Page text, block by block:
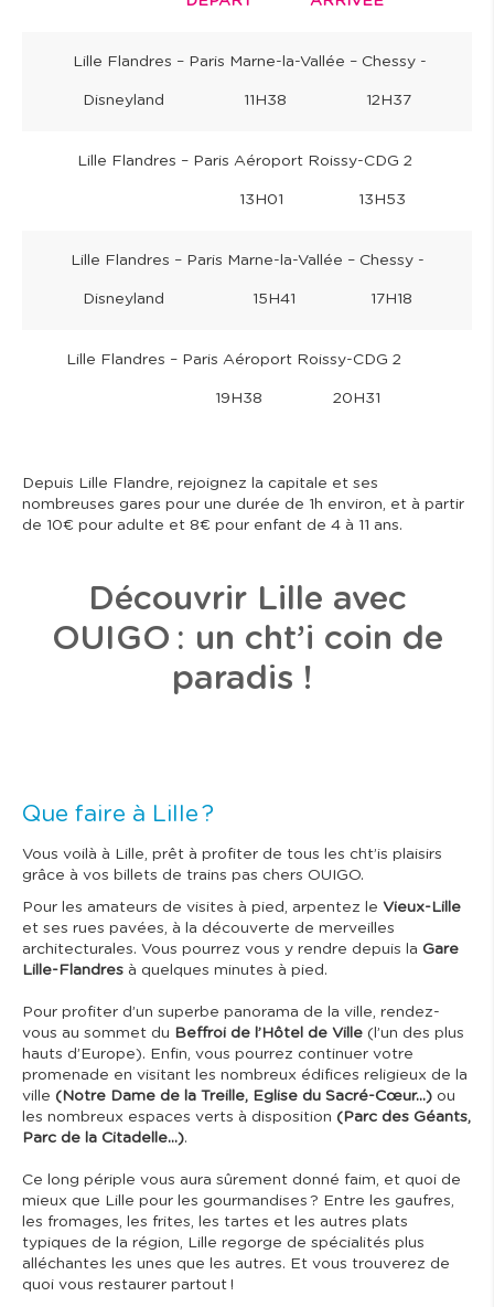
Lille Flandres – Paris Marne-la-Vallée – Chessy -
Disneyland 11H38 12H37
Lille Flandres – Paris Aéroport Roissy-CDG 2
13H01 13H53
Lille Flandres – Paris Marne-la-Vallée – Chessy -
Disneyland 15H41 17H18
Lille Flandres – Paris Aéroport Roissy-CDG 2
19H38 20H31
Depuis Lille Flandre, rejoignez la capitale et ses
nombreuses gares pour une durée de 1h environ, et à partir
de 10€ pour adulte et 8€ pour enfant de 4 à 11 ans.
Découvrir Lille avec
OUIGO : un cht’i coin de
paradis !
Que faire à Lille ?
Vous voilà à Lille, prêt à profiter de tous les cht’is plaisirs
grâce à vos billets de trains pas chers OUIGO.
Pour les amateurs de visites à pied, arpentez le Vieux-Lille
et ses rues pavées, à la découverte de merveilles
architecturales. Vous pourrez vous y rendre depuis la Gare
Lille-Flandres à quelques minutes à pied.
Pour profiter d’un superbe panorama de la ville, rendez-
vous au sommet du Beffroi de l’Hôtel de Ville (l’un des plus
hauts d’Europe). Enfin, vous pourrez continuer votre
promenade en visitant les nombreux édifices religieux de la
ville (Notre Dame de la Treille, Eglise du Sacré-Cœur…) ou
les nombreux espaces verts à disposition (Parc des Géants,
Parc de la Citadelle…).
Ce long périple vous aura sûrement donné faim, et quoi de
mieux que Lille pour les gourmandises ? Entre les gaufres,
les fromages, les frites, les tartes et les autres plats
typiques de la région, Lille regorge de spécialités plus
alléchantes les unes que les autres. Et vous trouverez de
quoi vous restaurer partout !